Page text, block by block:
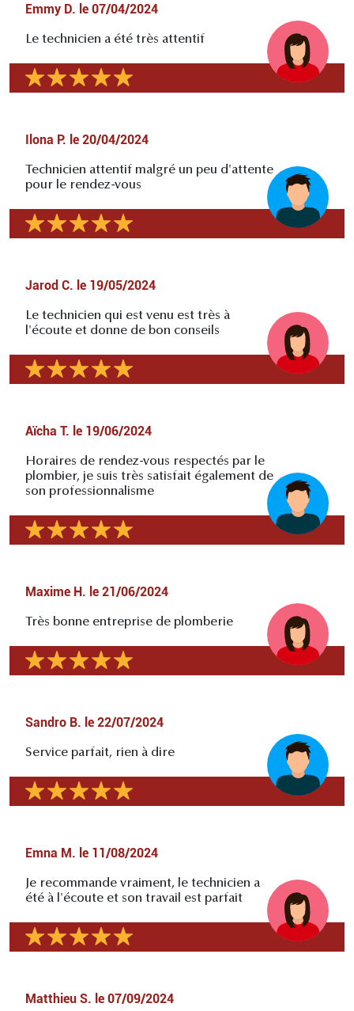
Emmy D. le 07/04/2024
Le technicien a été très attentif
Ilona P. le 20/04/2024
Technicien attentif malgré un peu d'attente
pour le rendez-vous
Jarod C. le 19/05/2024
Le technicien qui est venu est très à
l'écoute et donne de bon conseils
Aïcha T. le 19/06/2024
Horaires de rendez-vous respectés par le
plombier, je suis très satisfait également de
son professionnalisme
Maxime H. le 21/06/2024
Très bonne entreprise de plomberie
Sandro B. le 22/07/2024
Service parfait, rien à dire
Emna M. le 11/08/2024
Je recommande vraiment, le technicien a
été à l'écoute et son travail est parfait
Matthieu S. le 07/09/2024